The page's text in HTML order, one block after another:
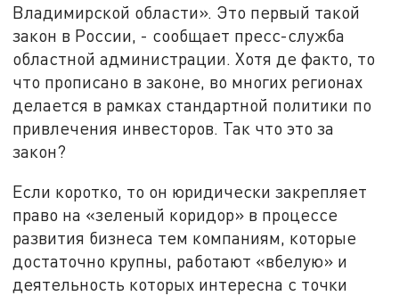
Владимирской области». Это первый такой
закон в России, - сообщает пресс-служба
областной администрации. Хотя де факто, то
что прописано в законе, во многих регионах
делается в рамках стандартной политики по
привлечения инвесторов. Так что это за
закон?
Если коротко, то он юридически закрепляет
право на «зеленый коридор» в процессе
развития бизнеса тем компаниям, которые
достаточно крупны, работают «вбелую» и
деятельность которых интересна с точки